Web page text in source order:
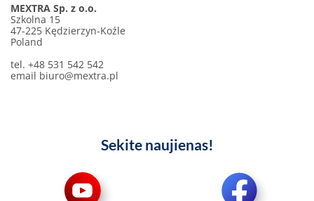
MEXTRA Sp. z o.o.
Szkolna 15
47-225 Kędzierzyn-Koźle
Poland
tel. +48 531 542 542
email biuro@mextra.pl
Sekite naujienas!